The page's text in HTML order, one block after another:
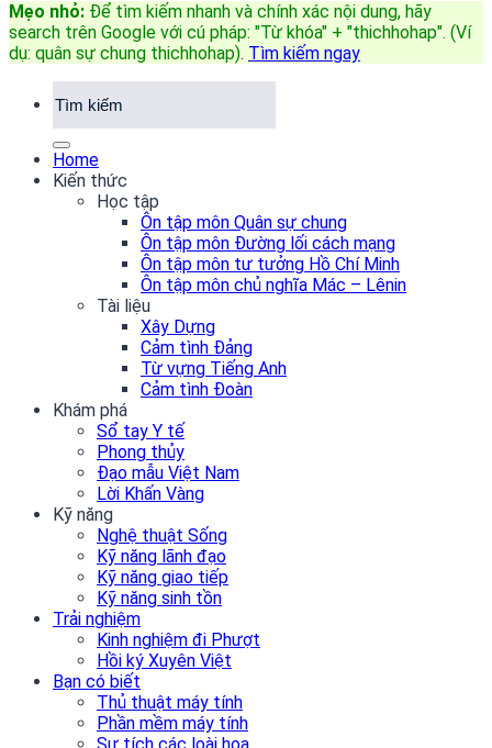
Mẹo nhỏ: Để tìm kiếm nhanh và chính xác nội dung, hãy
search trên Google với cú pháp: "Từ khóa" + "thichhohap". (Ví
dụ: quân sự chung thichhohap). Tìm kiếm ngay
Home
Kiến thức
Học tập
Ôn tập môn Quân sự chung
Ôn tập môn Đường lối cách mạng
Ôn tập môn tư tưởng Hồ Chí Minh
Ôn tập môn chủ nghĩa Mác – Lênin
Tài liệu
Xây Dựng
Cảm tình Đảng
Từ vựng Tiếng Anh
Cảm tình Đoàn
Khám phá
Sổ tay Y tế
Phong thủy
Đạo mẫu Việt Nam
Lời Khấn Vàng
Kỹ năng
Nghệ thuật Sống
Kỹ năng lãnh đạo
Kỹ năng giao tiếp
Kỹ năng sinh tồn
Trải nghiệm
Kinh nghiệm đi Phượt
Hồi ký Xuyên Việt
Bạn có biết
Thủ thuật máy tính
Phần mềm máy tính